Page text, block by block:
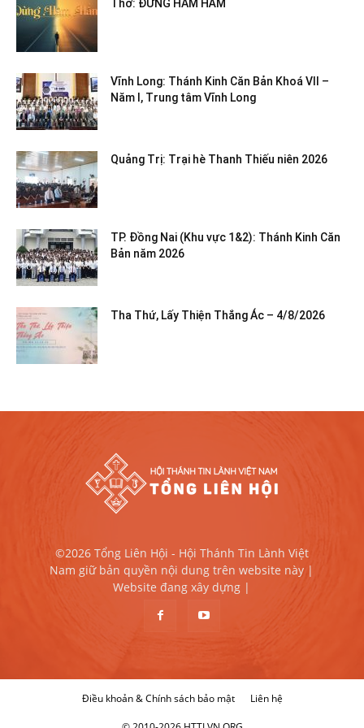
Thơ: ĐỪNG HÂM HẨM
Vĩnh Long: Thánh Kinh Căn Bản Khoá VII –
Năm I, Trung tâm Vĩnh Long
Quảng Trị: Trại hè Thanh Thiếu niên 2026
TP. Đồng Nai (Khu vực 1&2): Thánh Kinh Căn
Bản năm 2026
Tha Thứ, Lấy Thiện Thắng Ác – 4/8/2026
©2026 Tổng Liên Hội - Hội Thánh Tin Lành Việt
Nam giữ bản quyền nội dung trên website này |
Website đang xây dựng |
Điều khoản & Chính sách bảo mật Liên hệ